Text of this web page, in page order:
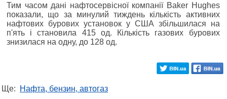
Тим часом дані нафтосервісної компанії Baker Hughes
показали, що за минулий тиждень кількість активних
нафтових бурових установок у США збільшилася на
п'ять і становила 415 од. Кількість газових бурових
знизилася на одну, до 128 од.
Ще: Нафта, бензин, автогаз